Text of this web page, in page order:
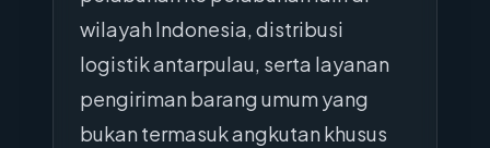
wilayah Indonesia, distribusi
logistik antarpulau, serta layanan
pengiriman barang umum yang
bukan termasuk angkutan khusus